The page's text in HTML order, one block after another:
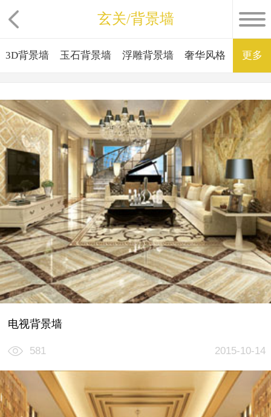
玄关/背景墙
3D背景墙 玉石背景墙 浮雕背景墙 奢华风格 电视
更多
电视背景墙
581 2015-10-14